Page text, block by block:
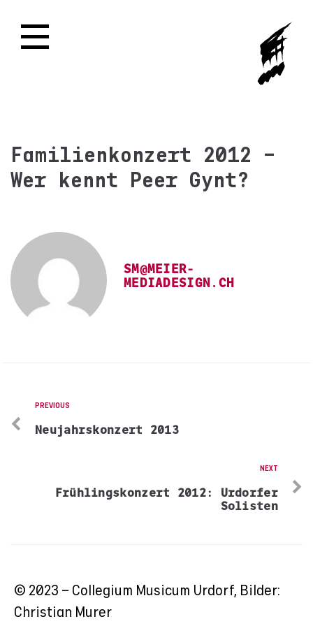
Familienkonzert 2012 –
Wer kennt Peer Gynt?
SM@MEIER-
MEDIADESIGN.CH
PREVIOUS
Neujahrskonzert 2013
NEXT
Frühlingskonzert 2012: Urdorfer
Solisten
© 2023 – Collegium Musicum Urdorf, Bilder:
Christian Murer